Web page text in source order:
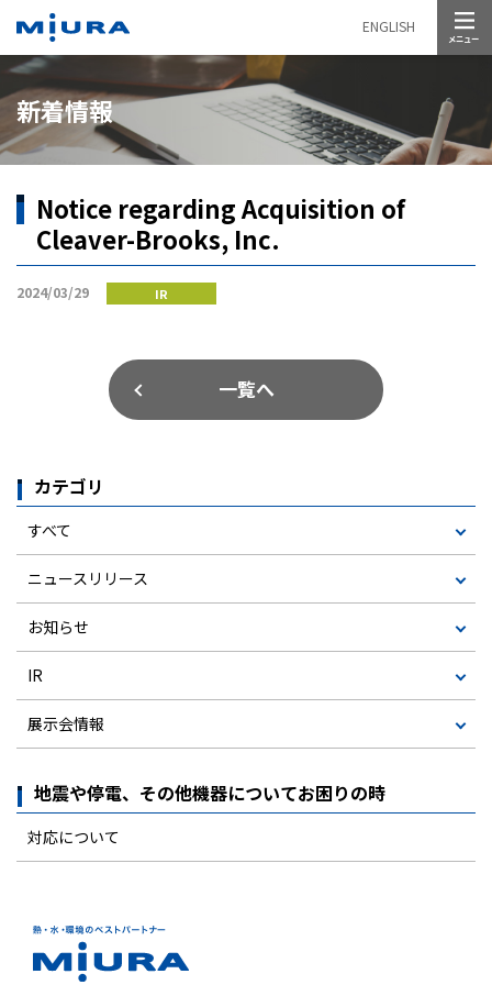
ENGLISH
新着情報
Notice regarding Acquisition of
Cleaver-Brooks, Inc.
2024/03/29 IR
一覧へ
カテゴリ
すべて
ニュースリリース
お知らせ
IR
展示会情報
地震や停電、その他機器についてお困りの時
対応について